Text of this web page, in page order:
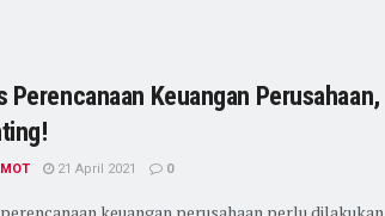
Perencanaan Keuangan Perusahaan,
21 April 2021 0